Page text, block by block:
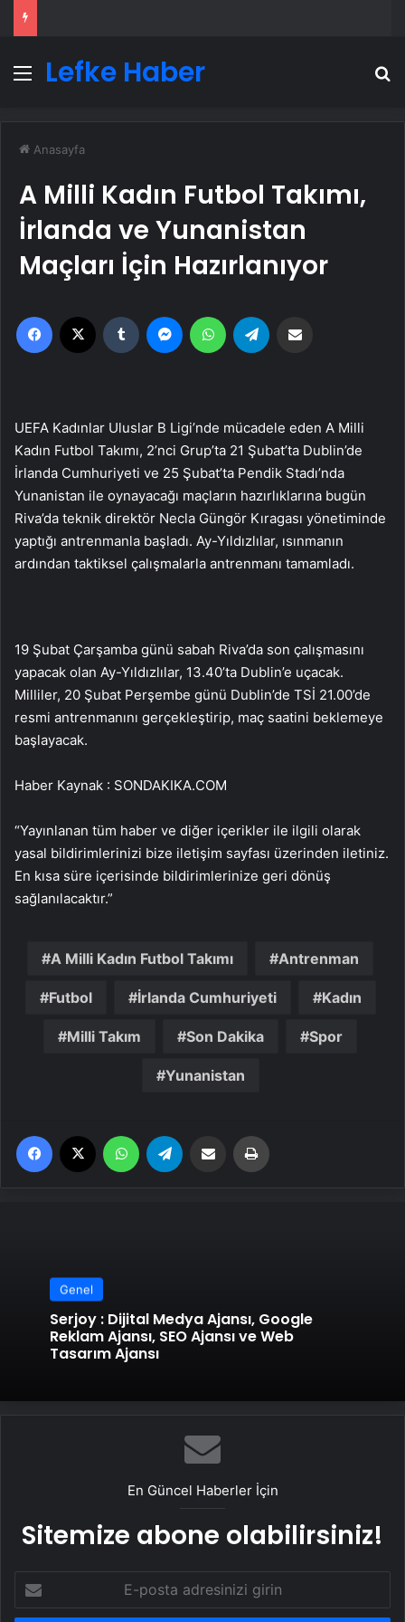
Menü
Lefke Haber
Anasayfa
A Milli Kadın Futbol Takımı,
İrlanda ve Yunanistan
Maçları İçin Hazırlanıyor
Facebook Tumblr MessengerWhatsApp
UEFA Kadınlar Uluslar B Ligi’nde mücadele eden A Milli
Kadın Futbol Takımı, 2’nci Grup’ta 21 Şubat’ta Dublin’de
İrlanda Cumhuriyeti ve 25 Şubat’ta Pendik Stadı’nda
Yunanistan ile oynayacağı maçların hazırlıklarına bugün
Riva’da teknik direktör Necla Güngör Kıragası yönetiminde
yaptığı antrenmanla başladı. Ay-Yıldızlılar, ısınmanın
ardından taktiksel çalışmalarla antrenmanı tamamladı.
19 Şubat Çarşamba günü sabah Riva’da son çalışmasını
yapacak olan Ay-Yıldızlılar, 13.40’ta Dublin’e uçacak.
Milliler, 20 Şubat Perşembe günü Dublin’de TSİ 21.00’de
resmi antrenmanını gerçekleştirip, maç saatini beklemeye
başlayacak.
Haber Kaynak : SONDAKIKA.COM
“Yayınlanan tüm haber ve diğer içerikler ile ilgili olarak
yasal bildirimlerinizi bize iletişim sayfası üzerinden iletiniz.
En kısa süre içerisinde bildirimlerinize geri dönüş
sağlanılacaktır.”
A Milli Kadın Futbol Takımı Antrenman
Futbol İrlanda Cumhuriyeti Kadın
Milli Takım Son Dakika Spor
Yunanistan
Facebook WhatsApp Email'den paylaş
Genel
Serjoy : Dijital Medya Ajansı, Google
Reklam Ajansı, SEO Ajansı ve Web
Tasarım Ajansı
En Güncel Haberler İçin
Sitemize abone olabilirsiniz!
posta
adresinizi